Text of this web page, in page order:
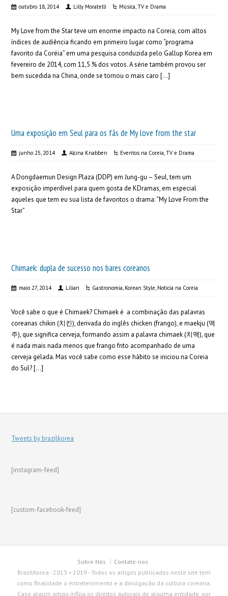
outubro 18, 2014 Lilly Moratelli Música,TV e Drama
My Love from the Star teve um enorme impacto na Coreia, com altos
índices de audiência ficando em primeiro lugar como “programa
favorito da Coréia” em uma pesquisa conduzida pelo Gallup Korea em
fevereiro de 2014, com 11,5 % dos votos. A série também provou ser
bem sucedida na China, onde se tornou o mais caro […]
Uma exposição em Seul para os fãs de My love from the star
junho 25, 2014 Alcina Knabben Eventos na Coreia,TV e Drama
A Dongdaemun Design Plaza (DDP) em Jung-gu – Seul, tem um
exposição imperdível para quem gosta de KDramas, em especial
aqueles que tem eu sua lista de favoritos o drama: “My Love From the
Star”
Chimaek: dupla de sucesso nos bares coreanos
maio 27, 2014 Lilian Gastronomia, Korean Style, Noticia na Coreia
Você sabe o que é Chimaek? Chimaek é a combinação das palavras
coreanas chikin (치킨), derivada do inglês chicken (frango), e maekju (맥
주), que significa cerveja, formando assim a palavra chimaek (치맥), que
é nada mais nada menos que frango frito acompanhado de uma
cerveja gelada. Mas você sabe como esse hábito se iniciou na Coreia
do Sul? […]
Tweets by brazilkorea
[instagram-feed]
[custom-facebook-feed]
Sobre Nós
Contate-nos
BrazilKorea - 2013 • 2019 - Todos os artigos publicados neste site tem
como finalidade o entretenimento e a divulgação da cultura coreana.
Caso algum artigo inflija os direitos autorais de alguma entidade, por